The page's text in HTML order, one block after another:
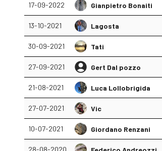
17-09-2022 Gianpietro Bonaiti
13-10-2021 Lagosta
30-09-2021 Tati
27-09-2021 Gert Dal pozzo
21-08-2021 Luca Lollobrigida
27-07-2021 Vic
10-07-2021 Giordano Renzani
28-08-2020